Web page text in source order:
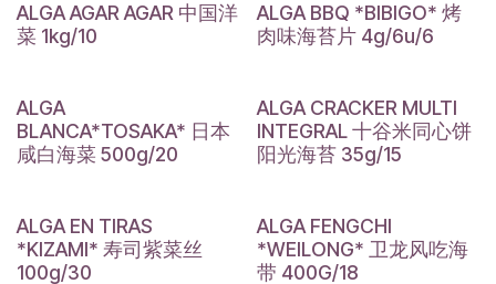
ALGA AGAR AGAR 中国洋
菜 1kg/10
ALGA BBQ *BIBIGO* 烤
肉味海苔片 4g/6u/6
ALGA
BLANCA*TOSAKA* 日本
咸白海菜 500g/20
ALGA CRACKER MULTI
INTEGRAL 十谷米同心饼
阳光海苔 35g/15
ALGA EN TIRAS
*KIZAMI* 寿司紫菜丝
100g/30
ALGA FENGCHI
*WEILONG* 卫龙风吃海
带 400G/18